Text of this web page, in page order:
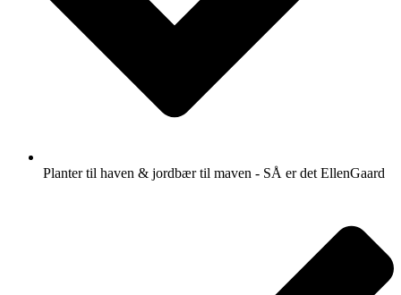
Planter til haven & jordbær til maven - SÅ er det EllenGaard